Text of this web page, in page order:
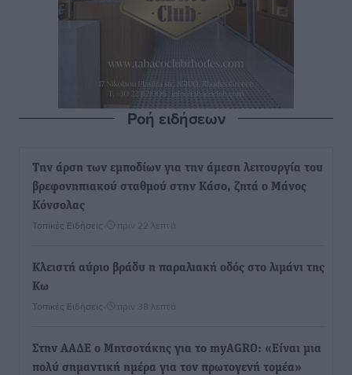
Ροή ειδήσεων
Την άρση των εμποδίων για την άμεση λειτουργία του
βρεφονηπιακού σταθμού στην Κάσο, ζητά ο Μάνος
Κόνσολας
Τοπικές Ειδήσεις πριν 22 λεπτά
Κλειστή αύριο βράδυ η παραλιακή οδός στο λιμάνι της
Κω
Τοπικές Ειδήσεις πριν 38 λεπτά
Στην ΑΑΔΕ ο Μητσοτάκης για το myAGRO: «Είναι μια
πολύ σημαντική ημέρα για τον πρωτογενή τομέα»